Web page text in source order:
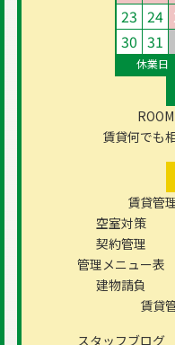
賃貸何でも
賃貸管
空室対策
契約管理
管理メニュー表
建物請負
賃貸
スタッフブログ
23 24
30 31
休業日